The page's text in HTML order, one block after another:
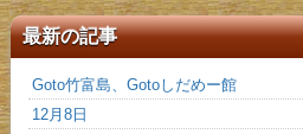
最新の記事
Goto竹富島、Gotoしだめー館
12月8日